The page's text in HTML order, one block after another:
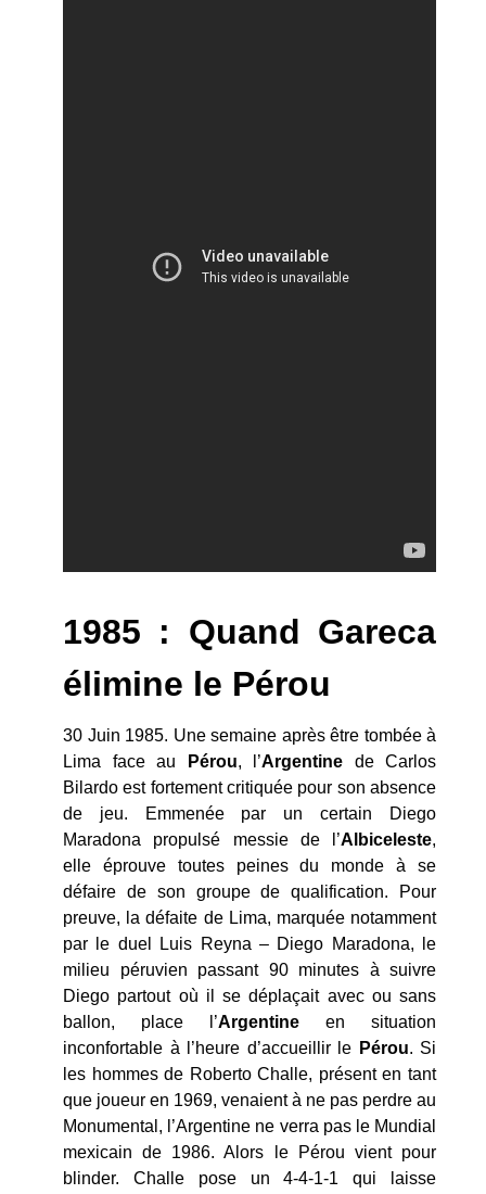
1985 : Quand Gareca
élimine le Pérou
30 Juin 1985. Une semaine après être tombée à
Lima face au
Pérou, l’Argentine de Carlos
Bilardo est fortement critiquée pour son absence
de jeu. Emmenée par un certain Diego
Maradona propulsé messie de l’Albiceleste,
elle éprouve toutes peines du monde à se
défaire de son groupe de qualification. Pour
preuve, la défaite de Lima, marquée notamment
par le duel Luis Reyna – Diego Maradona, le
milieu péruvien passant 90 minutes à suivre
Diego partout où il se déplaçait avec ou sans
ballon, place l’Argentine en situation
inconfortable à l’heure d’accueillir le Pérou. Si
les hommes de Roberto Challe, présent en tant
que joueur en 1969, venaient à ne pas perdre au
Monumental, l’Argentine ne verra pas le Mundial
mexicain de 1986. Alors le Pérou vient pour
blinder. Challe pose un 4-4-1-1 qui laisse